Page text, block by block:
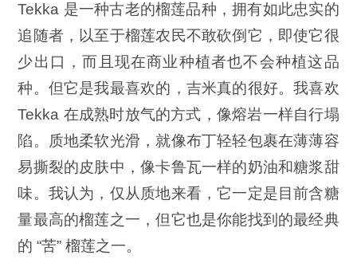
Tekka 是一种古老的榴莲品种，拥有如此忠实的
追随者，以至于榴莲农民不敢砍倒它，即使它很
少出口，而且现在商业种植者也不会种植这品
种。但它是我最喜欢的，吉米真的很好。我喜欢
Tekka 在成熟时放气的方式，像熔岩一样自行塌
陷。质地柔软光滑，就像布丁轻轻包裹在薄薄容
易撕裂的皮肤中，像卡鲁瓦一样的奶油和糖浆甜
味。我认为，仅从质地来看，它一定是目前含糖
量最高的榴莲之一，但它也是你能找到的最经典
的 “苦” 榴莲之一。